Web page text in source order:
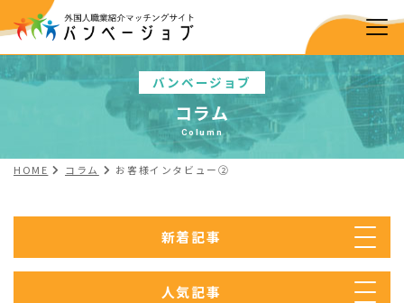
バンベージョブ
コラム
Column
HOME コラム お客様インタビュー②
新着記事
人気記事